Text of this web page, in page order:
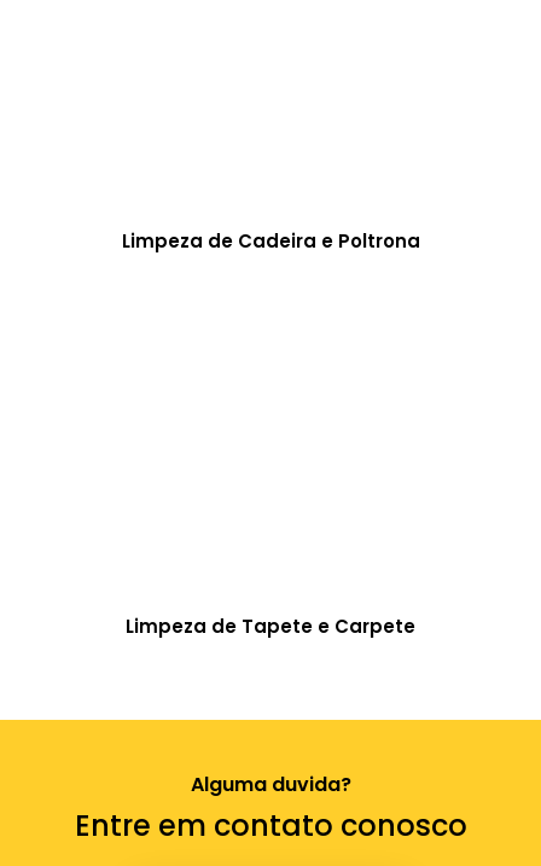
Limpeza de Cadeira e Poltrona
Limpeza de Tapete e Carpete
Alguma duvida?
Entre em contato conosco